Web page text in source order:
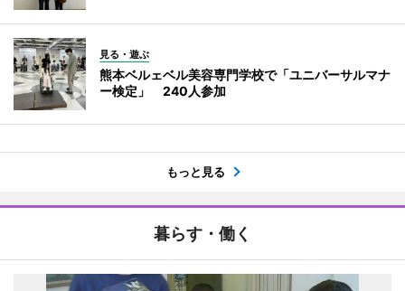
見る・遊ぶ
熊本ベルェベル美容専門学校で「ユニバーサルマナ
ー検定」 240人参加
もっと見る
暮らす・働く